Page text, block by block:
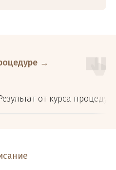
→
от курса процедур